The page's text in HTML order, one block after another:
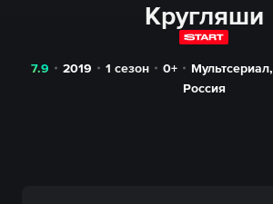
Кругляши
7.9 2019 1 сезон 0+ Мультсериал,
Россия